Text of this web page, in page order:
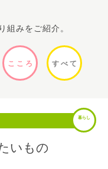
組みをご紹介。
ここ ろ すべて
暮らし
いもの